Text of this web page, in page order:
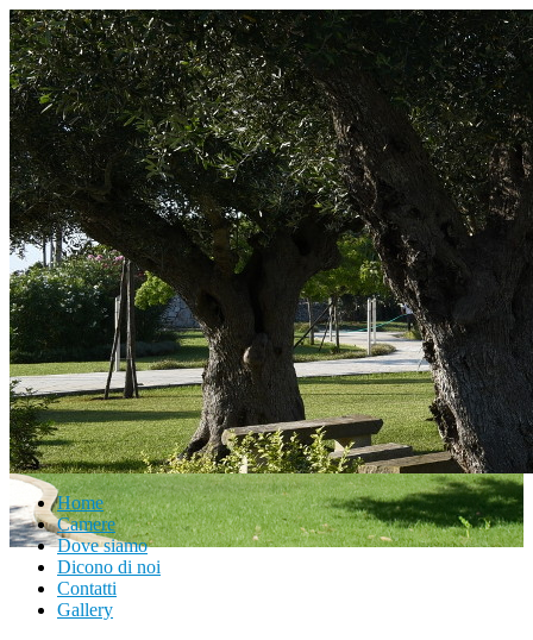
Home
Camere
Dove siamo
Dicono di noi
Contatti
Gallery